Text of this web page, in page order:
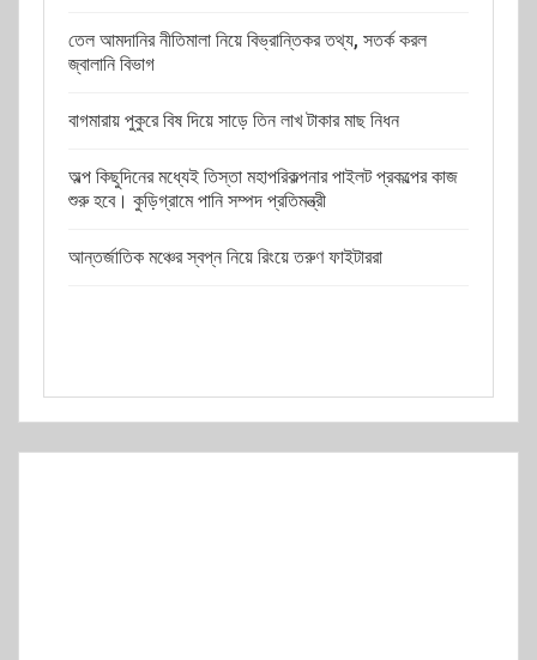
তেল আমদানির নীতিমালা নিয়ে বিভ্রান্তিকর তথ্য, সতর্ক করল
জ্বালানি বিভাগ
বাগমারায় পুকুরে বিষ দিয়ে সাড়ে তিন লাখ টাকার মাছ নিধন
অল্প কিছুদিনের মধ্যেই তিস্তা মহাপরিকল্পনার পাইলট প্রকল্পের কাজ
শুরু হবে। কুড়িগ্রামে পানি সম্পদ প্রতিমন্ত্রী
আন্তর্জাতিক মঞ্চের স্বপ্ন নিয়ে রিংয়ে তরুণ ফাইটাররা